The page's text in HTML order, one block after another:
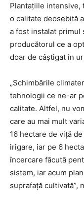
Plantațiile intensive,
o calitate deosebită
a fost instalat primul
producătorul ce a
doar de câștigat în
„Schimbările
tehnologii ce ne-ar
calitate. Altfel, nu
care au mai mult
16 hectare de viță
irigare, iar pe 6
încercare făcută
sistem, iar acum
suprafață cultivată”,